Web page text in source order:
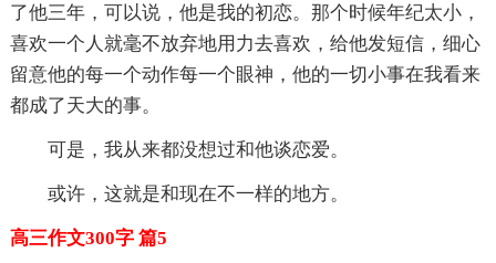
了他三年，可以说，他是我的初恋。那个时候年纪太小，
喜欢一个人就毫不放弃地用力去喜欢，给他发短信，细心
留意他的每一个动作每一个眼神，他的一切小事在我看来
都成了天大的事。
可是，我从来都没想过和他谈恋爱。
或许，这就是和现在不一样的地方。
高三作文300字 篇5